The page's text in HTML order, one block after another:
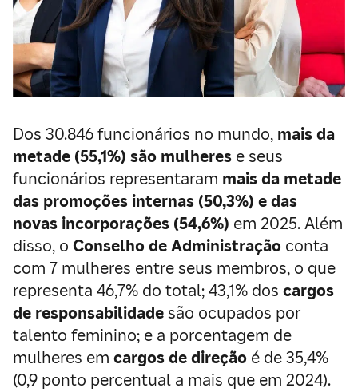
Dos 30.846 funcionários no mundo, mais da
metade (55,1%) são mulheres e seus
funcionários representaram mais da metade
das promoções internas (50,3%) e das
novas incorporações (54,6%) em 2025. Além
disso, o Conselho de Administração conta
com 7 mulheres entre seus membros, o que
representa 46,7% do total; 43,1% dos cargos
de responsabilidadesão ocupados por
talento feminino; e a porcentagem de
mulheres em cargos de direção é de 35,4%
(0,9 ponto percentual a mais que em 2024).